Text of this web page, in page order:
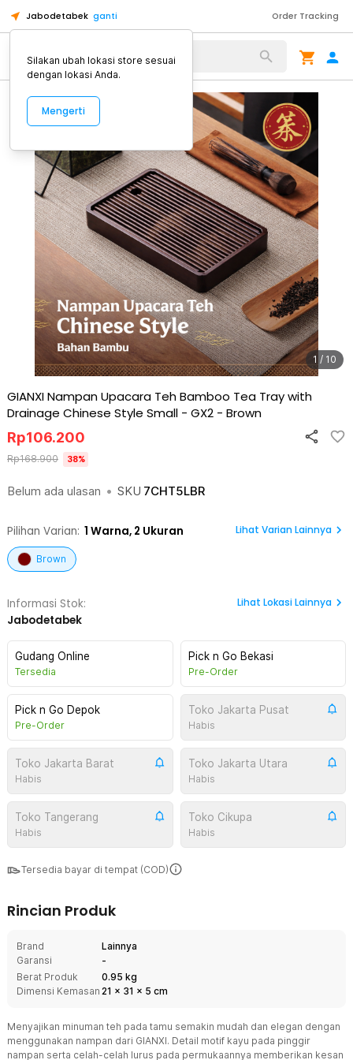
Jabodetabek ganti Order Tracking
Alat Kopi
1 / 10
GIANXI Nampan Upacara Teh Bamboo Tea Tray with
Drainage Chinese Style Small - GX2 - Brown
Belum ada ulasan • SKU 7CHT5LBR
Rp106.200
Rp168.900 38%
Pilihan Varian: 1 Warna, 2 Ukuran Lihat Varian Lainnya
Brown
Informasi Stok:
Jabodetabek
Lihat Lokasi Lainnya
Gudang Online
Tersedia
Pick n Go Bekasi
Pre-Order
Pick n Go Depok
Pre-Order
Toko Jakarta Pusat
Habis
Toko Jakarta Barat
Habis
Toko Jakarta Utara
Habis
Toko Tangerang
Habis
Toko Cikupa
Habis
Tersedia bayar di tempat (COD)
Rincian Produk
Brand
Lainnya
Garansi
-
Berat Produk
0.95 kg
Dimensi Kemasan 21 x 31 x 5 cm
Menyajikan minuman teh pada tamu semakin mudah dan elegan dengan
menggunakan nampan dari GIANXI. Detail motif kayu pada pinggir
nampan serta celah-celah lurus pada permukaannya memberikan kesan
Silakan ubah lokasi store sesuai
dengan lokasi Anda.
Mengerti